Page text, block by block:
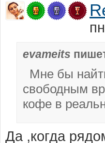
evameits
Мне бы
свободным
кофе в
Да ,когда